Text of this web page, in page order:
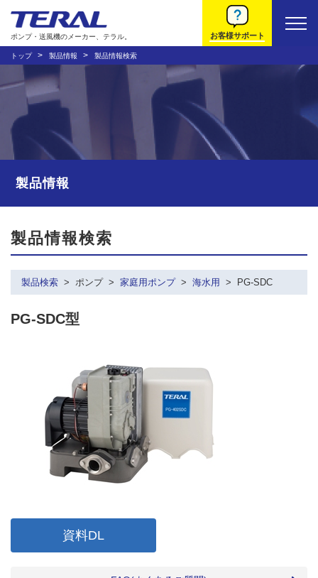
ポンプ・送風機のメーカー、テラル。 お客様サポート
トップ 製品情報 製品情報検索
製品情報
製品情報検索
製品検索 ポンプ 家庭用ポンプ 海水用 PG-SDC
PG-SDC型
資料DL